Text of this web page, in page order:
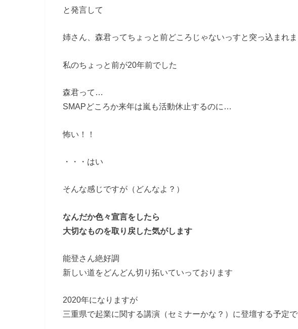
と発言して
姉さん、森君ってちょっと前どころじゃないっすと突っ込まれ
私のちょっと前が20年前でした
森君って…
SMAPどころか来年は嵐も活動休止するのに…
怖い！！
・・・はい
そんな感じですが（どんなよ？）
なんだか色々宣言をしたら
大切なものを取り戻した気がします
能登さん絶好調
新しい道をどんどん切り拓いていっております
2020年になりますが
三重県で起業に関する講演（セミナーかな？）に登壇する予定